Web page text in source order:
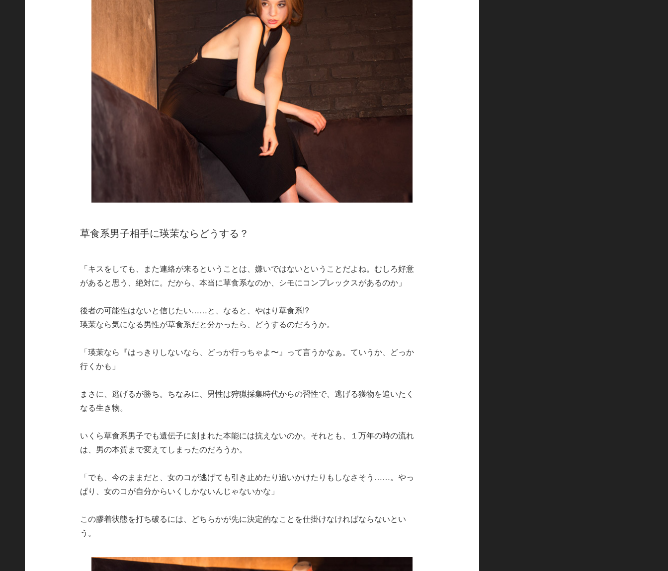
草食系男子相手に瑛茉ならどうする？
「キスをしても、また連絡が来るということは、嫌いではないということだよね。むしろ好意
があると思う、絶対に。だから、本当に草食系なのか、シモにコンプレックスがあるのか」
後者の可能性はないと信じたい……と、なると、やはり草食系!?
瑛茉なら気になる男性が草食系だと分かったら、どうするのだろうか。
「瑛茉なら『はっきりしないなら、どっか行っちゃよ〜』って言うかなぁ。ていうか、どっか
行くかも」
まさに、逃げるが勝ち。ちなみに、男性は狩猟採集時代からの習性で、逃げる獲物を追いたく
なる生き物。
いくら草食系男子でも遺伝子に刻まれた本能には抗えないのか。それとも、１万年の時の流れ
は、男の本質まで変えてしまったのだろうか。
「でも、今のままだと、女のコが逃げても引き止めたり追いかけたりもしなさそう……。やっ
ぱり、女のコが自分からいくしかないんじゃないかな」
この膠着状態を打ち破るには、どちらかが先に決定的なことを仕掛けなければならないとい
う。